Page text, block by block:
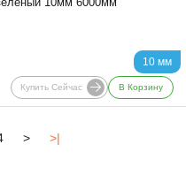
10 мм
Купить Сейчас В Корзину
> >|